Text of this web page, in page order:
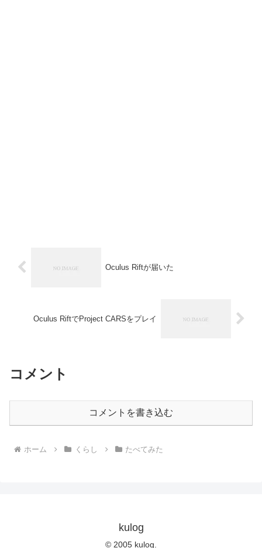
Oculus Riftが届いた
Oculus RiftでProject CARSをプレイ
コメント
コメントを書き込む
ホーム くらし たべてみた
kulog
© 2005 kulog.